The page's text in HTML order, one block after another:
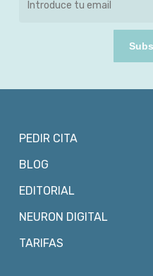
PEDIR CITA
BLOG
EDITORIAL
NEURON DIGITAL
TARIFAS